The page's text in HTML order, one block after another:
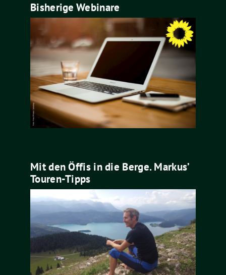
Bisherige Webinare
Mit den Öffis in die Berge. Markus’
Touren-Tipps